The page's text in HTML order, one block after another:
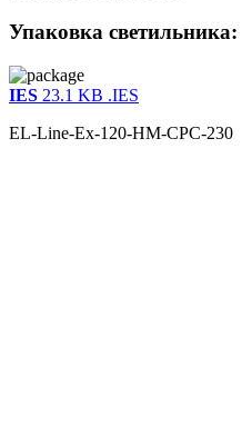
Упаковка светильника:
IES 23.1 KB .IES
EL-Line-Ex-120-HM-CPC-230